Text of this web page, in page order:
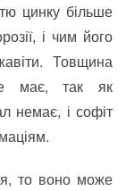
цинку більше
і чим його
Товщина
має, так як
немає, і софіт
то воно може